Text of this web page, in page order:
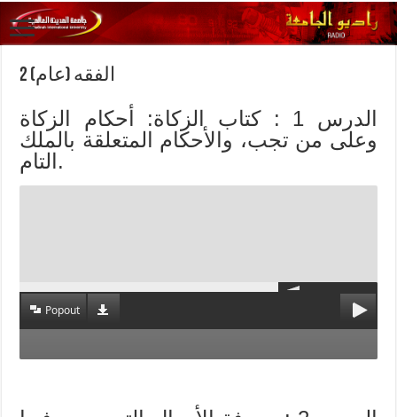
الفقه (عام) 2
الدرس 1 : كتاب الزكاة: أحكام الزكاة
وعلى من تجب، والأحكام المتعلقة بالملك
التام.
Popout